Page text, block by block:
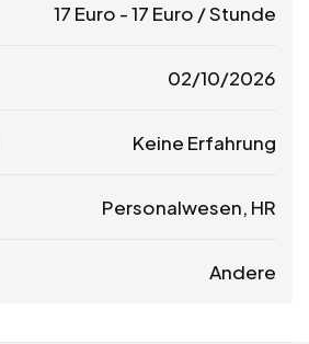
17 Euro -17 Euro / Stunde
02/10/2026
Keine Erfahrung
Personalwesen, HR
Andere